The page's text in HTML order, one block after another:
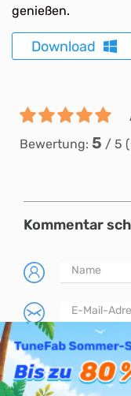
genießen.
Download
Bewertung: 5 / 5 (
Kommentar